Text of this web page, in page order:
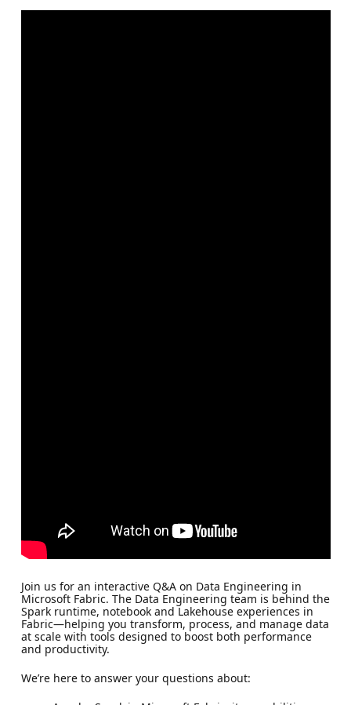
Join us for an interactive Q&A on Data Engineering in
Microsoft Fabric. The Data Engineering team is behind the
Spark runtime, notebook and Lakehouse experiences in
Fabric—helping you transform, process, and manage data
at scale with tools designed to boost both performance
and productivity.
We’re here to answer your questions about: